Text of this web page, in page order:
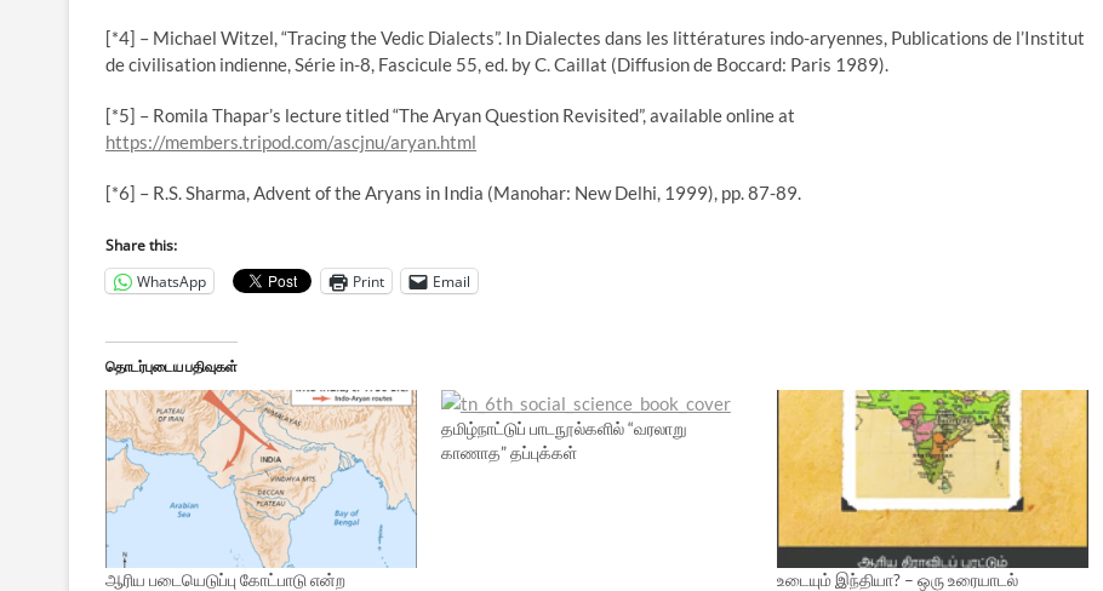
[*4] – Michael Witzel, “Tracing the Vedic Dialects”. In Dialectes dans les littératures indo-aryennes, Publications de l’Institut
de civilisation indienne, Série in-8, Fascicule 55, ed. by C. Caillat (Diffusion de Boccard: Paris 1989).
[*5] – Romila Thapar’s lecture titled “The Aryan Question Revisited”, available online at
https://members.tripod.com/ascjnu/aryan.html
[*6] – R.S. Sharma, Advent of the Aryans in India (Manohar: New Delhi, 1999), pp. 87-89.
Share this:
WhatsApp
Print Email
தொடர்புடைய பதிவுகள்
ஆரிய படையெடுப்பு கோட்பாடு என்ற
தமிழ்நாட்டுப் பாடநூல்களில் “வரலாறு
காணாத” தப்புக்கள்
உடையும் இந்தியா? – ஒரு உரையாடல்